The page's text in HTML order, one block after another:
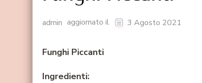
admin aggiornato il 3 Agosto 2021
Funghi Piccanti
Ingredienti: